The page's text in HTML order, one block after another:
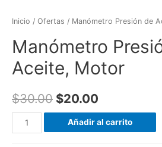
Inicio / Ofertas / Manómetro Presión de
Manómetro
Aceite, Motor
$30.00 $20.00
Manómetro
Presión
Añadir al carrito